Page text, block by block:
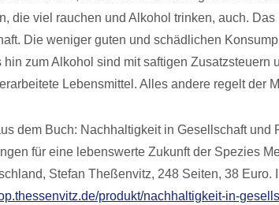
die viel rauchen und Alkohol trinken, auch.
Die weniger guten und schädlichen
hin zum Alkohol sind mit saftigen Zusatzsteuern
Lebensmittel. Alles andere regelt der
dem Buch: Nachhaltigkeit in Gesellschaft und
für eine lebenswerte Zukunft der Spezies
Stefan Theßenvitz, 248 Seiten, 38 Euro.
produkt/nachhaltigkeit-in-